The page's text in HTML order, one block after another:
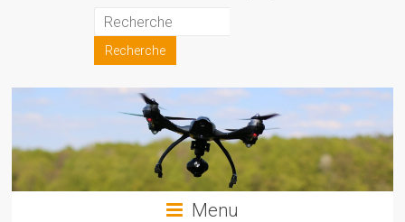
Association
française
pour
l'avancement
des
sciences
Menu